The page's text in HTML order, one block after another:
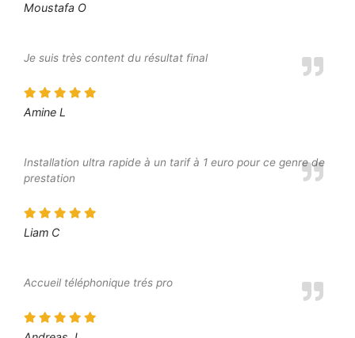
Moustafa O
Je suis très content du résultat final
Amine L
Installation ultra rapide à un tarif à 1 euro pour ce genre de
prestation
Liam C
Accueil téléphonique trés pro